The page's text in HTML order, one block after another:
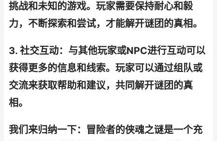
挑战和未知的游戏。玩家需要保持耐心和毅
力，不断探索和尝试，才能解开谜团的真相。
3. 社交互动：与其他玩家或NPC进行互动可以
获得更多的信息和线索。玩家可以通过组队或
交流来获取帮助和建议，共同解开谜团的真
相。
我们来归纳一下：冒险者的侠魂之谜是一个充